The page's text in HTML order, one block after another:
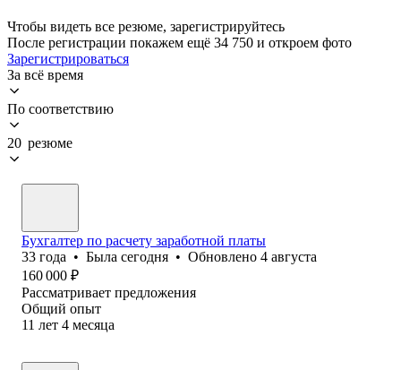
Чтобы видеть все резюме, зарегистрируйтесь
После регистрации покажем ещё 34 750 и откроем фото
Зарегистрироваться
За всё время
По соответствию
20 резюме
Бухгалтер по расчету заработной платы
33 года • Была сегодня • Обновлено 4 августа
160 000 ₽
Рассматривает предложения
Общий опыт
11 лет 4 месяца